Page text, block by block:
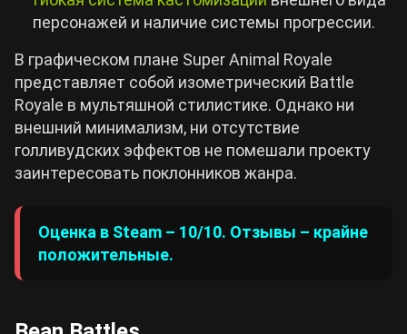
персонажей и наличие системы прогрессии.
В графическом плане Super Animal Royale
представляет собой изометрический Battle
Royale в мультяшной стилистике. Однако ни
внешний минимализм, ни отсутствие
голливудских эффектов не помешали проекту
заинтересовать поклонников жанра.
Оценка в Steam – 10/10. Отзывы – крайне
положительные.